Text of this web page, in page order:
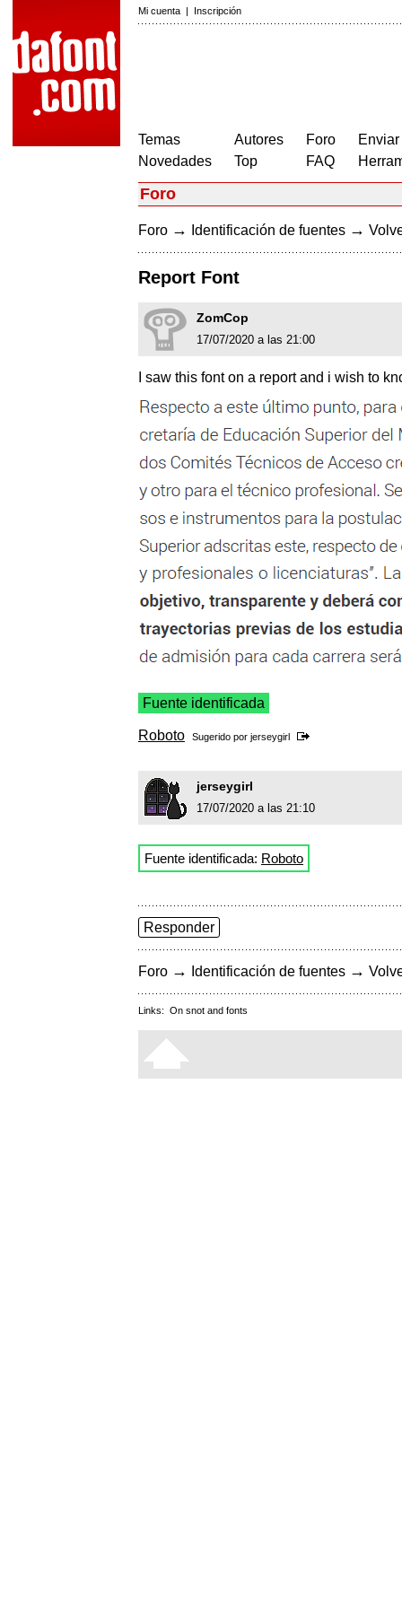
Mi cuenta | Inscripción
Temas
Novedades
Autores
Top
Foro
FAQ
Foro
Foro → Identificación de fuentes →
Report Font
ZomCop
17/07/2020 a las 21:00
I saw this font on a report and i wish to
Fuente identificada
Roboto Sugerido por jerseygirl
jerseygirl
17/07/2020 a las 21:10
Fuente identificada: Roboto
Responder
Foro → Identificación de fuentes →
Links: On snot and fonts